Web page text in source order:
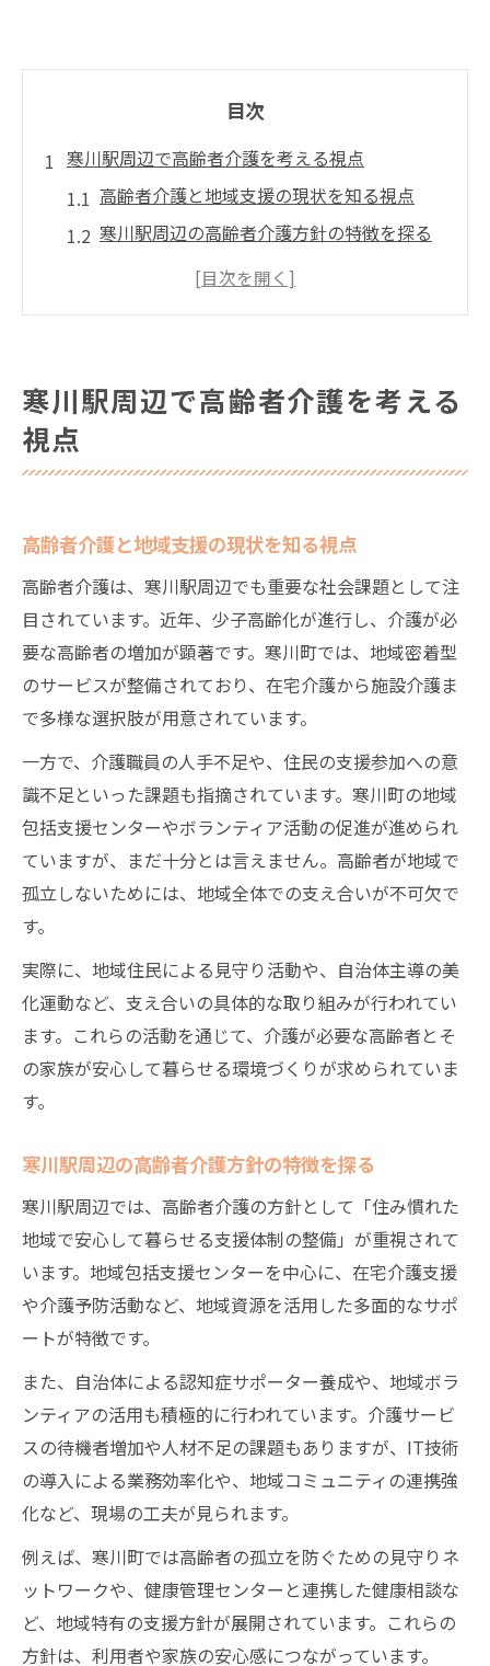
目次
寒川駅周辺で高齢者介護を考える視点
高齢者介護と地域支援の現状を知る視点
寒川駅周辺の高齢者介護方針の特徴を探る
高齢者介護が必要な背景と地域の魅力
析
地域の支え合いが生む高齢者介護の新たな形
高齢者介護を支える地域の支え合いの実例
地域内連携で進む高齢者介護方針の変化
高齢者介護と寒川町の支え合い活動の意義
認知症支援も含む高齢者介護の地域力強化
自宅と施設どちらが選ばれる？介護方針の傾向
分析
高齢社会白書が示す高齢者介護の希望先
在宅と施設どちらが選ばれるか方針の比較
高齢者介護の希望に地域支援がどう影響す
るか
考える
寒川包括支援センターの役割と活用法を解説
高齢者介護を支える寒川包括支援センター
の機能
高齢者介護と認知症支援をつなぐ相談体制
高齢者介護の相談先としての寒川包括南部
の特徴
高齢者介護と健康管理センターの連携活用
例
介護を社会で支える仕組みとは何か知っていま
すか
高齢者介護を社会で支える仕組みの全体像
高齢者介護と地域包括支援の連携体制を理
解
社会全体で支える高齢者介護の新制度動向
高齢者介護を支える住民と行政の協働事例
地域で進む高齢者介護方針と支援ネットワ
ーク
寒川駅周辺で高齢者介護を考える
視点
高齢者介護と地域支援の現状を知る視点
高齢者介護は、寒川駅周辺でも重要な社会課題として注
目されています。近年、少子高齢化が進行し、介護が必
要な高齢者の増加が顕著です。寒川町では、地域密着型
のサービスが整備されており、在宅介護から施設介護ま
で多様な選択肢が用意されています。
一方で、介護職員の人手不足や、住民の支援参加への意
識不足といった課題も指摘されています。寒川町の地域
包括支援センターやボランティア活動の促進が進められ
ていますが、まだ十分とは言えません。高齢者が地域で
孤立しないためには、地域全体での支え合いが不可欠で
す。
実際に、地域住民による見守り活動や、自治体主導の美
化運動など、支え合いの具体的な取り組みが行われてい
ます。これらの活動を通じて、介護が必要な高齢者とそ
の家族が安心して暮らせる環境づくりが求められていま
す。
寒川駅周辺の高齢者介護方針の特徴を探る
寒川駅周辺では、高齢者介護の方針として「住み慣れた
地域で安心して暮らせる支援体制の整備」が重視されて
います。地域包括支援センターを中心に、在宅介護支援
や介護予防活動など、地域資源を活用した多面的なサポ
ートが特徴です。
また、自治体による認知症サポーター養成や、地域ボラ
ンティアの活用も積極的に行われています。介護サービ
スの待機者増加や人材不足の課題もありますが、IT技術
の導入による業務効率化や、地域コミュニティの連携強
化など、現場の工夫が見られます。
例えば、寒川町では高齢者の孤立を防ぐための見守りネ
ットワークや、健康管理センターと連携した健康相談な
ど、地域特有の支援方針が展開されています。これらの
方針は、利用者や家族の安心感につながっています。